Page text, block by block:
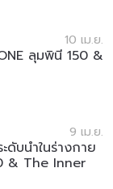
10 เม.ย.
ลุมพินี 150 &
9 เม.ย.
ดับน้ำในร่างกาย
& The Inner
อมให้เรา
านภายใต้
สามารถ
เวลา